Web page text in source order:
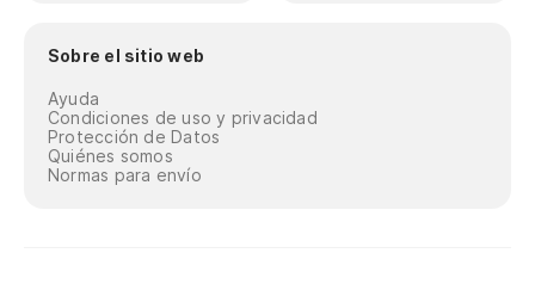
Sobre el sitio web
Ayuda
Condiciones de uso y privacidad
Protección de Datos
Quiénes somos
Normas para envío